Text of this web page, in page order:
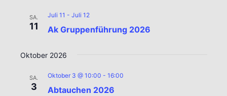
SA.
11 Ak Gruppenführung 2026
Juli 11 - Juli 12
Oktober 2026
SA.
3 Abtauchen 2026
Oktober 3 @ 10:00 - 16:00